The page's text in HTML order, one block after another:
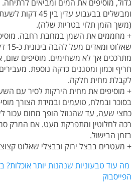
גדול, מוסיפים את המים ומביאים
ומבשלים בבעבוע
(משך הזמן תלוי בטריות שלה).
+ מחממים את השמן במחבת רחבה.
מתרככים אך לא משחימים. מוסיפים שום,
חריף וכמון ומטגנים כדקה נוספת.
לקבלת מחית חלקה.
+ מוסיפים את מחית הירקות לסיר עם
בסוכר ובמלח, טועמים ובמידת הצורך
כחצי שעה, עד שהנוזל הופך מחום עכור
רכה לחלוטין ומתפרקת מעט. אם המרק
בזמן הבישול.
+ מעטרים בבצל ירוק ובבצלי שאלוט
מה עוד טבעוניות שנהנות יותר אוכלות?
הפייסבוק